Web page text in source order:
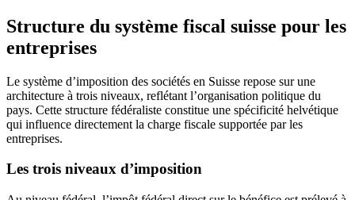
Structure du système fiscal suisse pour les
entreprises
Le système d’imposition des sociétés en Suisse repose sur une
architecture à trois niveaux, reflétant l’organisation politique du
pays. Cette structure fédéraliste constitue une spécificité helvétique
qui influence directement la charge fiscale supportée par les
entreprises.
Les trois niveaux d’imposition